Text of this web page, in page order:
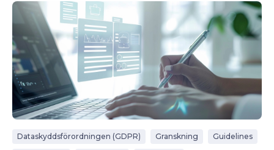
Dataskyddsförordningen (GDPR) Granskning Guidelines